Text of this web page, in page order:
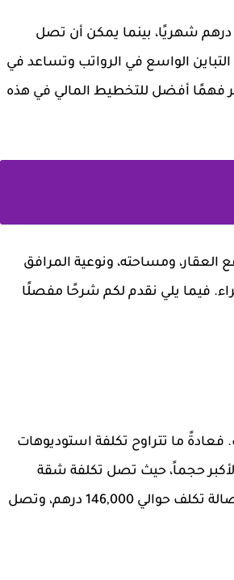
بالنظر إلى الحد الأدنى للأجور، يبدأ الراتب الأدنى في دبي من حوالي 2000 درهم شهريًا، بينما يمكن أن تصل
التباين الواسع في الرواتب وتساعد في
فهمًا أفضل للتخطيط المالي في هذه
ومساحته، ونوعية المرافق
فيما يلي نقدم لكم شرحًا مفصلًا
فعادةً ما تتراوح تكلفة استوديوهات
للشقق الأكبر حجماً، حيث تصل تكلفة شقة
تتكون من غرفة وصالة إلى 89,000 درهم، في حين أن شقق الغرفتين وصالة تكلف حوالي 146,000 درهم، وتصل